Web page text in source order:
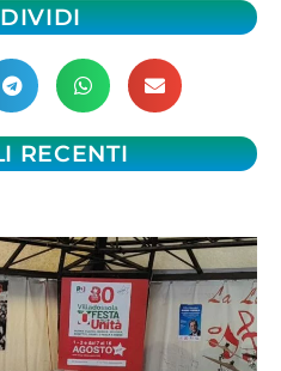
RECENTI